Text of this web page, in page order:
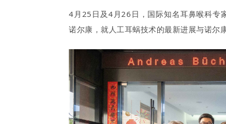
4月25日及4月26日，国际知名耳鼻喉科
诺尔康，就人工耳蜗技术的最新进展与诺尔